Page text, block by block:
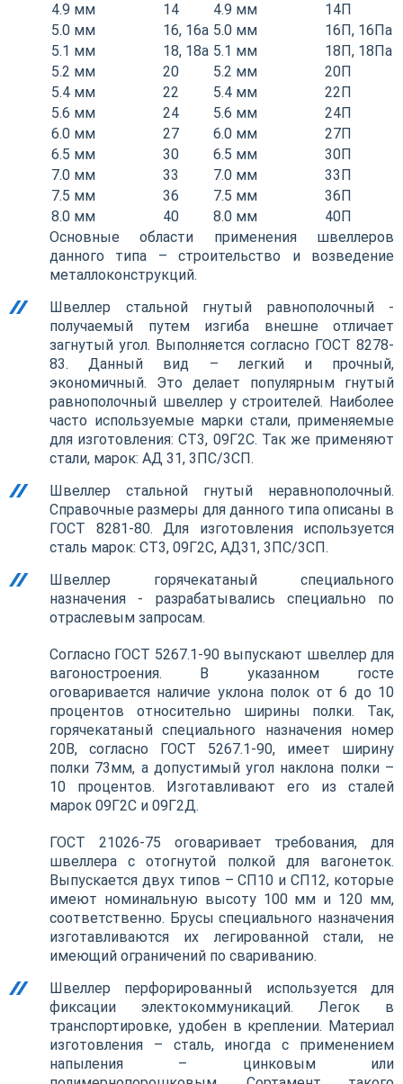
4.9 мм
14
5.0 мм
16, 16а
5.1 мм
18, 18а
5.2 мм
20
5.4 мм
22
5.6 мм
24
6.0 мм
27
6.5 мм
30
7.0 мм
33
7.5 мм
36
8.0 мм
40
4.9 мм
14П
5.0 мм
16П, 16Па
5.1 мм
18П, 18Па
5.2 мм
20П
5.4 мм
22П
5.6 мм
24П
6.0 мм
27П
6.5 мм
30П
7.0 мм
33П
7.5 мм
36П
8.0 мм
40П
Основные области применения швеллеров
данного типа – строительство и возведение
металлоконструкций.
Швеллер стальной гнутый равнополочный -
получаемый путем изгиба внешне отличает
загнутый угол. Выполняется согласно ГОСТ 8278-
83. Данный вид – легкий и прочный,
экономичный. Это делает популярным гнутый
равнополочный швеллер у строителей. Наиболее
часто используемые марки стали, применяемые
для изготовления: СТ3, 09Г2С. Так же применяют
стали, марок: АД 31, 3ПС/3СП.
Швеллер стальной гнутый неравнополочный.
Справочные размеры для данного типа описаны в
ГОСТ 8281-80. Для изготовления используется
сталь марок: СТ3, 09Г2С, АД31, 3ПС/3СП.
Швеллер горячекатаный специального
назначения - разрабатывались специально по
отраслевым запросам.
Согласно ГОСТ 5267.1-90 выпускают швеллер для
вагоностроения. В указанном госте
оговаривается наличие уклона полок от 6 до 10
процентов относительно ширины полки. Так,
горячекатаный специального назначения номер
20В, согласно ГОСТ 5267.1-90, имеет ширину
полки 73мм, а допустимый угол наклона полки –
10 процентов. Изготавливают его из сталей
марок 09Г2С и 09Г2Д.
ГОСТ 21026-75 оговаривает требования, для
швеллера с отогнутой полкой для вагонеток.
Выпускается двух типов – СП10 и СП12, которые
имеют номинальную высоту 100 мм и 120 мм,
соответственно. Брусы специального назначения
изготавливаются их легированной стали, не
имеющий ограничений по свариванию.
Швеллер перфорированный используется для
фиксации электокоммуникаций. Легок в
транспортировке, удобен в креплении. Материал
изготовления – сталь, иногда с применением
напыления – цинковым или